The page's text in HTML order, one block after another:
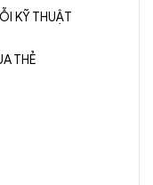
KỸ THUẬT
THẺ